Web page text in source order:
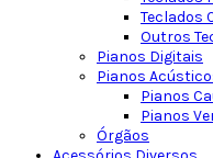
Teclados
Outros
Pianos Digitais
Pianos
Pianos
Pianos
Órgãos